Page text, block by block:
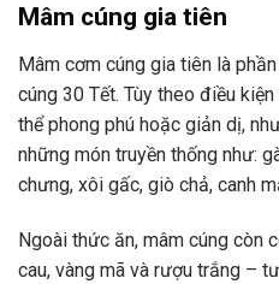
Mâm cúng gia tiên
Mâm cơm cúng gia tiên là
cúng 30 Tết. Tùy theo điều
thể phong phú hoặc giản dị,
những món truyền thống như:
chưng, xôi gấc, giò chả, canh
Ngoài thức ăn, mâm cúng còn
cau, vàng mã và rượu trắng –